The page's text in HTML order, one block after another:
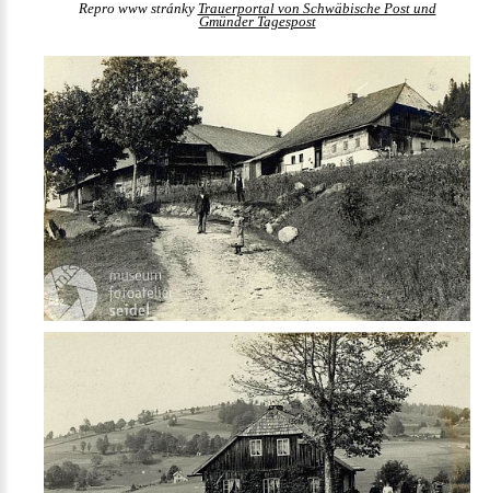
Repro www stránky Trauerportal von Schwäbische Post und
Gmünder Tagespost